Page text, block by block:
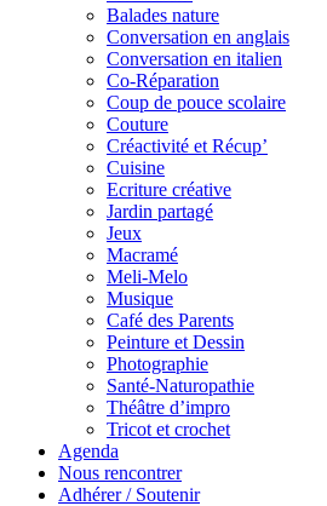
Balades nature
Conversation en anglais
Conversation en italien
Co-Réparation
Coup de pouce scolaire
Couture
Créactivité et Récup’
Cuisine
Ecriture créative
Jardin partagé
Jeux
Macramé
Meli-Melo
Musique
Café des Parents
Peinture et Dessin
Photographie
Santé-Naturopathie
Théâtre d’impro
Tricot et crochet
Agenda
Nous rencontrer
Adhérer / Soutenir